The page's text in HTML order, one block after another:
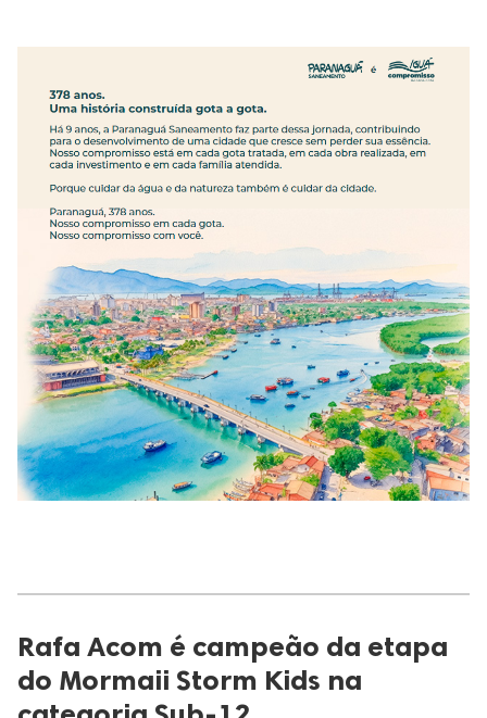
Rafa Acom é campeão da etapa
do Mormaii Storm Kids na